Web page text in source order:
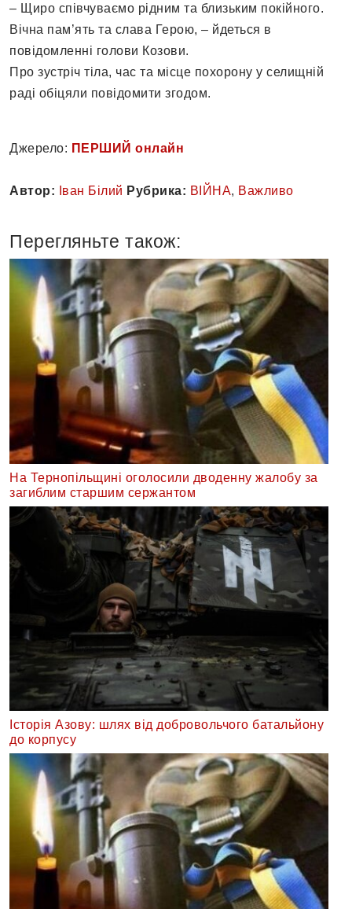
– Щиро співчуваємо рідним та близьким покійного.
Вічна пам’ять та слава Герою, – йдеться в
повідомленні голови Козови.
Про зустріч тіла, час та місце похорону у селищній
раді обіцяли повідомити згодом.
Джерело: ПЕРШИЙ онлайн
Автор: Іван Білий Рубрика: ВІЙНА, Важливо
Перегляньте також:
На Тернопільщині оголосили дводенну жалобу за
загиблим старшим сержантом
Історія Азову: шлях від добровольчого батальйону
до корпусу